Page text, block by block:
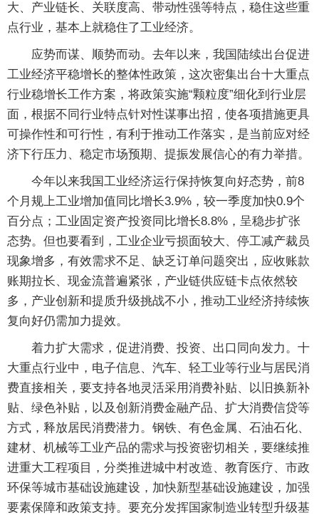
大、产业链长、关联度高、带动性强等特点，稳住这些重
点行业，基本上就稳住了工业经济。
应势而谋、顺势而动。去年以来，我国陆续出台促进
工业经济平稳增长的整体性政策，这次密集出台十大重点
行业稳增长工作方案，将政策实施“颗粒度”细化到行业层
面，根据不同行业特点针对性谋事出招，使各项措施更具
可操作性和可行性，有利于推动工作落实，是当前应对经
济下行压力、稳定市场预期、提振发展信心的有力举措。
今年以来我国工业经济运行保持恢复向好态势，前8
个月规上工业增加值同比增长3.9%，较一季度加快0.9个
百分点；工业固定资产投资同比增长8.8%，呈稳步扩张
态势。但也要看到，工业企业亏损面较大、停工减产裁员
现象增多，有效需求不足、缺乏订单问题突出，应收账款
账期拉长、现金流普遍紧张，产业链供应链卡点依然较
多，产业创新和提质升级挑战不小，推动工业经济持续恢
复向好仍需加力提效。
着力扩大需求，促进消费、投资、出口同向发力。十
大重点行业中，电子信息、汽车、轻工业等行业与居民消
费直接相关，要支持各地灵活采用消费补贴、以旧换新补
贴、绿色补贴，以及创新消费金融产品、扩大消费信贷等
方式，释放居民消费潜力。钢铁、有色金属、石油石化、
建材、机械等工业产品的需求与投资密切相关，要继续推
进重大工程项目，分类推进城中村改造、教育医疗、市政
环保等城市基础设施建设，加快新型基础设施建设，加强
要素保障和政策支持。要充分发挥国家制造业转型升级基